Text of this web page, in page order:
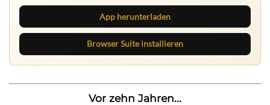
App herunterladen
Browser Suite installieren
Vor zehn Jahren...